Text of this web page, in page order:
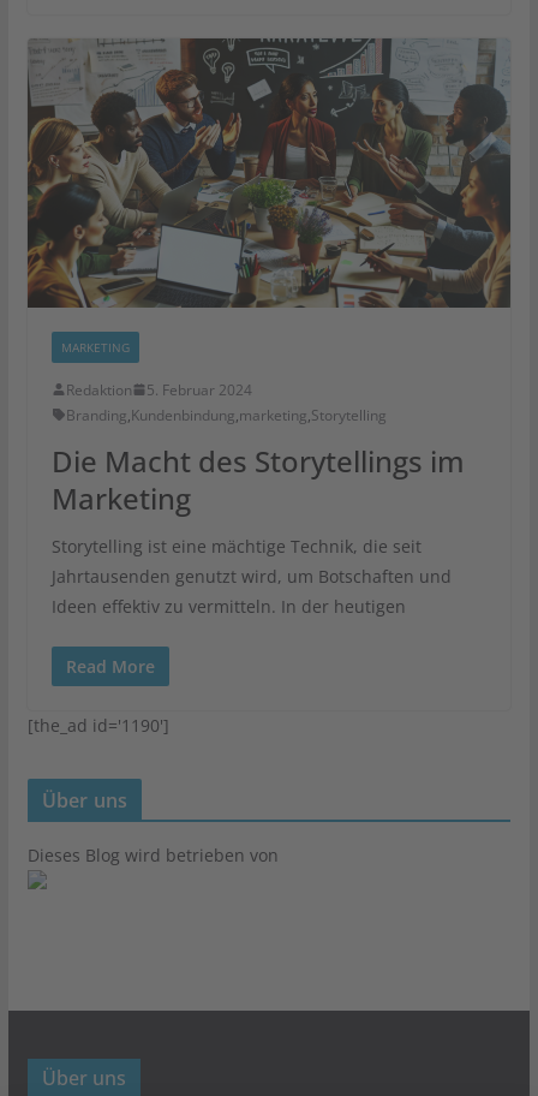
MARKETING
Redaktion
5. Februar 2024
Branding,Kundenbindung,marketing,Storytelling
Die Macht des Storytellings im
Marketing
Storytelling ist eine mächtige Technik, die seit
Jahrtausenden genutzt wird, um Botschaften und
Ideen effektiv zu vermitteln. In der heutigen
Read More
[the_ad id='1190']
Über uns
Dieses Blog wird betrieben von
Über uns